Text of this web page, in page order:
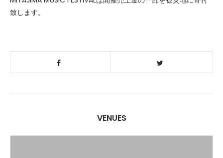
致します。
VENUES